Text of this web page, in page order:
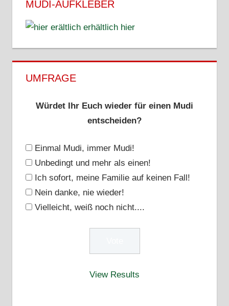
MUDI-AUFKLEBER
erhältlich hier
UMFRAGE
Würdet Ihr Euch wieder für einen Mudi
entscheiden?
Einmal Mudi, immer Mudi!
Unbedingt und mehr als einen!
Ich sofort, meine Familie auf keinen Fall!
Nein danke, nie wieder!
Vielleicht, weiß noch nicht....
View Results